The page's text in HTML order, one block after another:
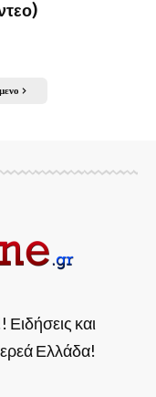
Ειδήσεις και
Ελλάδα!